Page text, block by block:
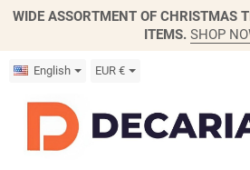
WIDE ASSORTMENT OF CHRISTMAS
ITEMS. SHOP
English EUR €